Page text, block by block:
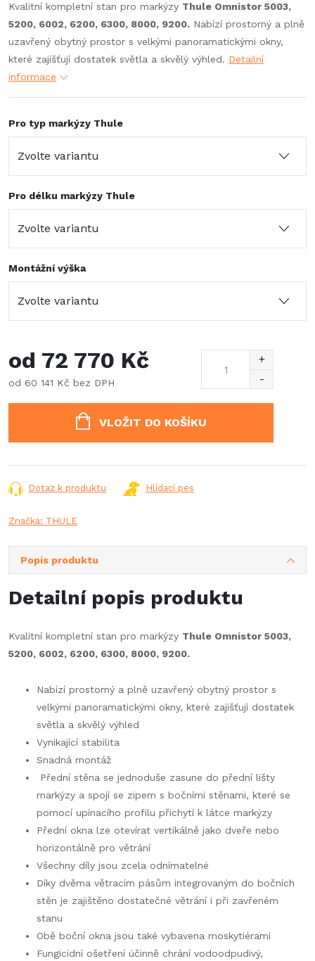
Kvalitní kompletní stan pro markýzy Thule Omnistor 5003,
5200, 6002, 6200, 6300, 8000, 9200. Nabízí prostorný a plně
uzavřený obytný prostor s velkými panoramatickými okny,
které zajišťují dostatek světla a skvělý výhled. Detailní
informace
Pro typ markýzy Thule
Pro délku markýzy Thule
Montážní výška
od 72 770 Kč
od 60 141 Kč bez DPH
VLOŽIT DO KOŠÍKU
Dotaz k produktu Hlídací pes
Značka: THULE
Popis produktu
Detailní popis produktu
Kvalitní kompletní stan pro markýzy Thule Omnistor 5003,
5200, 6002, 6200, 6300, 8000, 9200.
Nabízí prostorný a plně uzavřený obytný prostor s
velkými panoramatickými okny, které zajišťují dostatek
světla a skvělý výhled
Vynikající stabilita
Snadná montáž
Přední stěna se jednoduše zasune do přední lišty
markýzy a spojí se zipem s bočními stěnami, které se
pomocí upínacího profilu přichytí k látce markýzy
Přední okna lze otevírat vertikálně jako dveře nebo
horizontálně pro větrání
Všechny díly jsou zcela odnímatelné
Díky dvěma větracím pásům integrovaným do bočních
stěn je zajištěno dostatečné větrání i při zavřeném
stanu
Obě boční okna jsou také vybavena moskytiérami
Fungicidní ošetření účinně chrání vodoodpudivý,